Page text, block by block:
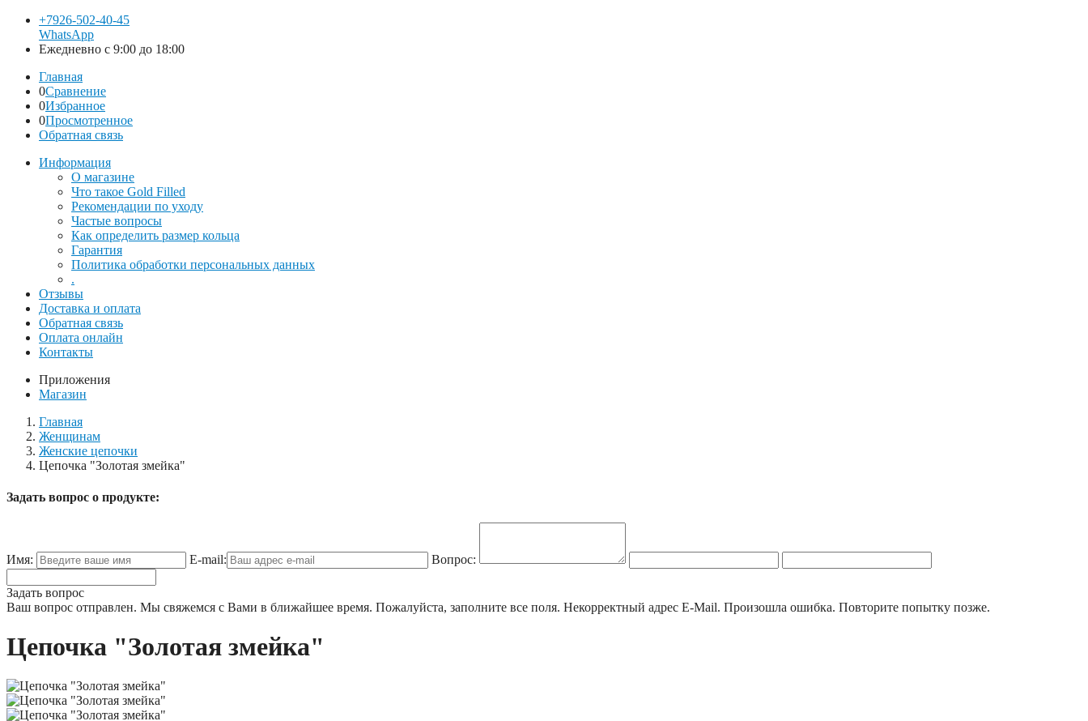
+7926-502-40-45
WhatsApp
Ежедневно с 9:00 до 18:00
Главная
0Сравнение
0Избранное
0Просмотренное
Обратная связь
Информация
О магазине
Что такое Gold Filled
Рекомендации по уходу
Частые вопросы
Как определить размер кольца
Гарантия
Политика обработки персональных данных
.
Отзывы
Доставка и оплата
Обратная связь
Оплата онлайн
Контакты
Приложения
Магазин
Главная
Женщинам
Женские цепочки
Цепочка "Золотая змейка"
Задать вопрос о продукте:
Имя: E-mail: Вопрос:
Задать вопрос
Ваш вопрос отправлен. Мы свяжемся с Вами в ближайшее время. Пожалуйста, заполните все поля. Некорректный адрес E-Mail. Произошла ошибка. Повторите попытку позже.
Цепочка "Золотая змейка"